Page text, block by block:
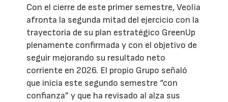
Con el cierre de este primer semestre, Veolia
afronta la segunda mitad del ejercicio con la
trayectoria de su plan estratégico GreenUp
plenamente confirmada y con el objetivo de
seguir mejorando su resultado neto
corriente en 2026. El propio Grupo señaló
que inicia este segundo semestre “con
confianza” y que ha revisado al alza sus